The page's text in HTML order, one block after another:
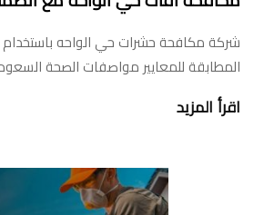
شركة مكافحة حشرات حي الواحه باستخدام
المطابقة للمعايير مواصفات الصحة
اقرأ المزيد